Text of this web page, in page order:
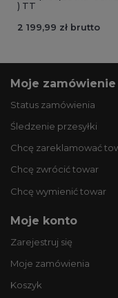
) TT
2 199,99 zł brutto
Moje zamówienie
Status zamówienia
Śledzenie przesyłki
Chcę zareklamować
Chcę zwrócić towar
Chcę wymienić towar
Moje konto
Zarejestruj się
Moje zamówienia
Koszyk